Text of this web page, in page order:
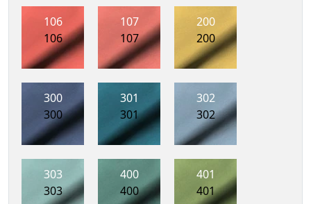
106
106
107
107
200
200
300
300
301
301
302
302
303
303
400
400
401
401